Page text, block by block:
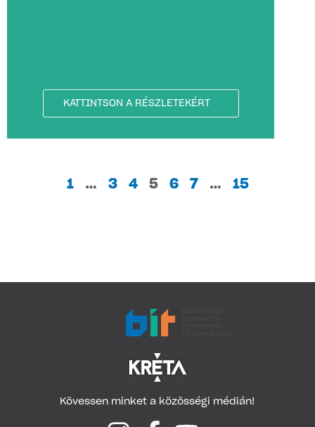
KATTINTSON A RÉSZLETEKÉRT
1 … 3 4 5 6 7 … 15
Kövessen minket a közösségi médián!